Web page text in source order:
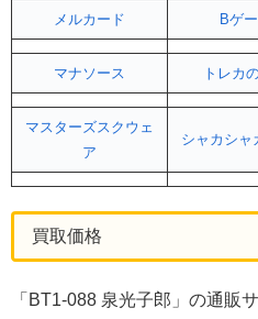
メルカード Bゲ
マナソース トレカ
マスターズスクウェ
ア
シャカシャ
買取価格
「BT1-088 泉光子郎」の通販